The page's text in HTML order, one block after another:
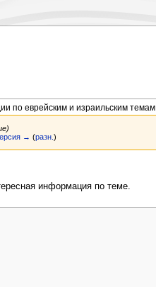
по еврейским и израильским темам
→ (разн. )
информация по теме.